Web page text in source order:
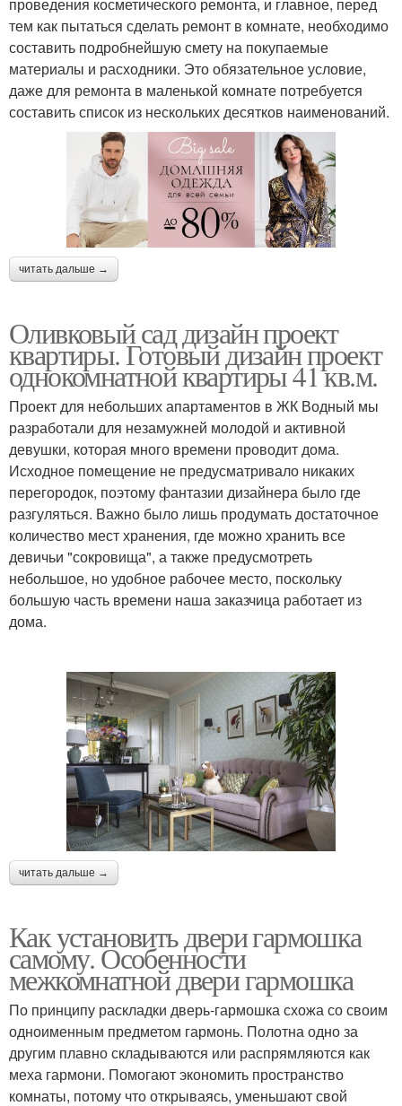
тем как пытаться сделать ремонт в комнате, необходимо
составить подробнейшую смету на покупаемые
материалы и расходники. Это обязательное условие,
даже для ремонта в маленькой комнате потребуется
составить список из нескольких десятков наименований.
читать дальше →
Оливковый сад дизайн проект
квартиры. Готовый дизайн проект
однокомнатной квартиры 41 кв.м.
Проект для небольших апартаментов в ЖК Водный мы
разработали для незамужней молодой и активной
девушки, которая много времени проводит дома.
Исходное помещение не предусматривало никаких
перегородок, поэтому фантазии дизайнера было где
разгуляться. Важно было лишь продумать достаточное
количество мест хранения, где можно хранить все
девичьи "сокровища", а также предусмотреть
небольшое, но удобное рабочее место, поскольку
большую часть времени наша заказчица работает из
дома.
читать дальше →
Как установить двери гармошка
самому. Особенности
межкомнатной двери гармошка
По принципу раскладки дверь-гармошка схожа со своим
одноименным предметом гармонь. Полотна одно за
другим плавно складываются или распрямляются как
меха гармони. Помогают экономить пространство
комнаты, потому что открываясь, уменьшают свой